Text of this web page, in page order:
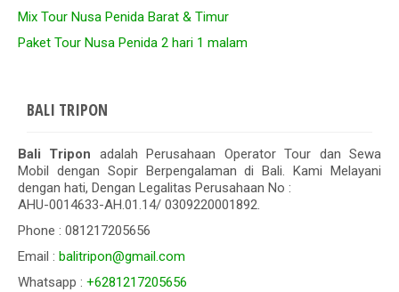
Mix Tour Nusa Penida Barat & Timur
Paket Tour Nusa Penida 2 hari 1 malam
BALI TRIPON
Bali Tripon adalah Perusahaan Operator Tour dan Sewa
Mobil dengan Sopir Berpengalaman di Bali. Kami Melayani
dengan hati, Dengan Legalitas Perusahaan No :
AHU-0014633-AH.01.14/ 0309220001892.
Phone : 081217205656
Email : balitripon@gmail.com
Whatsapp : +6281217205656